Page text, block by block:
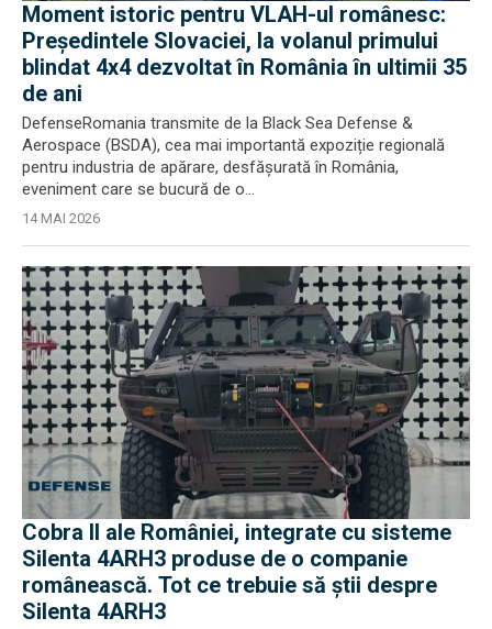
Moment istoric pentru VLAH-ul românesc:
Președintele Slovaciei, la volanul primului
blindat 4x4 dezvoltat în România în ultimii 35
de ani
DefenseRomania transmite de la Black Sea Defense &
Aerospace (BSDA), cea mai importantă expoziție regională
pentru industria de apărare, desfășurată în România,
eveniment care se bucură de o...
14 MAI 2026
Cobra II ale României, integrate cu sisteme
Silenta 4ARH3 produse de o companie
românească. Tot ce trebuie să știi despre
Silenta 4ARH3